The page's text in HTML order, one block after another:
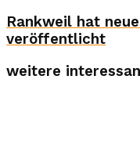
Rankweil hat
veröffentlicht
weitere